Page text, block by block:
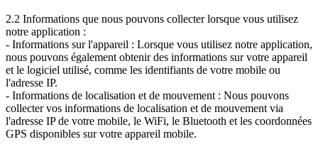
2.2 Informations que nous pouvons collecter lorsque vous utilisez
notre application :
- Informations sur l'appareil : Lorsque vous utilisez notre application,
nous pouvons également obtenir des informations sur votre appareil
et le logiciel utilisé, comme les identifiants de votre mobile ou
l'adresse IP.
- Informations de localisation et de mouvement : Nous pouvons
collecter vos informations de localisation et de mouvement via
l'adresse IP de votre mobile, le WiFi, le Bluetooth et les coordonnées
GPS disponibles sur votre appareil mobile.